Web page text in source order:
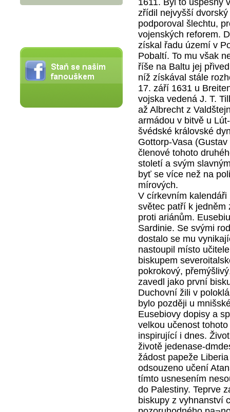
zřídil nejvyšší
podporoval šlechtu,
vojenských reforem.
získal řadu území v
Pobaltí. To mu však
říše na Baltu jej
níž získával stále
17. září 1631 u
vojska vedená J. T.
až Albrecht z
armádou v bitvě u
švédské královské
Gottorp-Vasa
členové tohoto
století a svým
byť se více než na
mírových.
V církevním kalendáři
světec patří k
proti ariánům.
Sardinie. Se svými
dostalo se mu
nastoupil místo
biskupem
pokrokový,
zavedl jako první
Duchovní žili v
bylo později u
Eusebiovy dopisy a
velkou učenost
inspirující i dnes.
životě jedenase-
žádost papeže
odsouzeno učení
tímto usnesením
do Palestiny. Teprve
biskupy z vyhnanství